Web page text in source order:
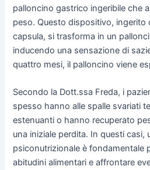
palloncino gastrico ingeribile che
peso. Questo dispositivo, ingerito
capsula, si trasforma in un
inducendo una sensazione di
quattro mesi, il palloncino viene
Secondo la Dott.ssa Freda, i
spesso hanno alle spalle svariati
estenuanti o hanno recuperato
una iniziale perdita. In questi casi,
psiconutrizionale è fondamentale
abitudini alimentari e affrontare